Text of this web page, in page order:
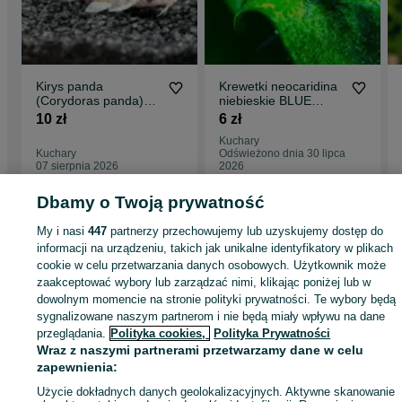
Kirys panda
(Corydoras panda)
WYSYŁKA AKWAWIN
10 zł
Kuchary
07 sierpnia 2026
Krewetki neocaridina
niebieskie BLUE
VELVET WYSYŁKA
6 zł
Kuchary
Odświeżono dnia 30 lipca
2026
Strona główna Zwierzęta Akwarystyka Zwierzęta akwariowe
Zwierzęta
akwariowe - Śląskie
Zwierzęta akwariowe - Kuchary
KATEGORIA
902554238 Wyświetlenia:
Zadzwoń / SMS Wyślij wiadomość
Dbamy o Twoją prywatność
My i nasi447 partnerzy przechowujemy lub uzyskujemy dostęp do
informacji na urządzeniu, takich jak unikalne identyfikatory w plikach
cookie w celu przetwarzania danych osobowych. Użytkownik może
zaakceptować wybory lub zarządzać nimi, klikając poniżej lub w
dowolnym momencie na stronie polityki prywatności. Te wybory będą
sygnalizowane naszym partnerom i nie będą miały wpływu na dane
przeglądania. Polityka cookies, Polityka Prywatności
Wraz z naszymi partnerami przetwarzamy dane w celu
zapewnienia:
Użycie dokładnych danych geolokalizacyjnych. Aktywne skanowanie